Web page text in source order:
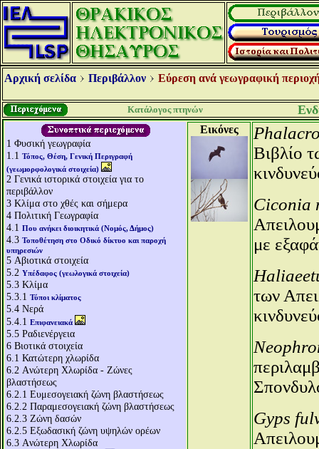
Αρχική σελίδα Περιβάλλον Εύρεση ανά γεωγραφική
Κατάλογος πτηνών
1 Φυσική γεωγραφία
1.1 Τόπος, Θέση, Γενική Περιγραφή
(γεωμορφολογικά στοιχεία)
2 Γενικά ιστορικά στοιχεία για το
περιβάλλον
3 Κλίμα στο χθές και σήμερα
4 Πολιτική Γεωγραφία
4.1 Που ανήκει διοικητικά (Νομός, Δήμος)
4.3 Τοποθέτηση στο Οδικό δίκτυο και παροχή
υπηρεσιών
5 Αβιοτικά στοιχεία
5.2 Υπέδαφος (γεωλογικά στοιχεία)
5.3 Κλίμα
5.3.1 Τύποι κλίματος
5.4 Νερά
5.4.1 Επιφανειακά
5.5 Ραδιενέργεια
6 Βιοτικά στοιχεία
6.1 Κατώτερη χλωρίδα
6.2 Aνώτερη Χλωρίδα - Ζώνες
βλαστήσεως
6.2.1 Ευμεσογειακή ζώνη βλαστήσεως
6.2.2 Παραμεσογειακή ζώνη βλαστήσεως
6.2.3 Ζώνη δασών
6.2.5 Εξωδασική ζώνη υψηλών ορέων
6.3 Aνώτερη Χλωρίδα
Εικόνες
Βιβλίο
Ciconia
με
των
Gyps